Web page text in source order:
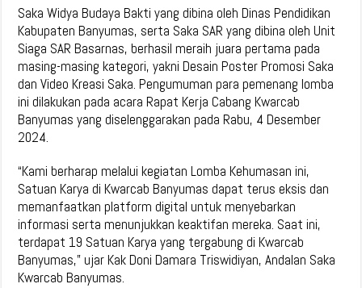
Saka Widya Budaya Bakti yang dibina oleh Dinas Pendidikan
Kabupaten Banyumas, serta Saka SAR yang dibina oleh Unit
Siaga SAR Basarnas, berhasil meraih juara pertama pada
masing-masing kategori, yakni Desain Poster Promosi Saka
dan Video Kreasi Saka. Pengumuman para pemenang lomba
ini dilakukan pada acara Rapat Kerja Cabang Kwarcab
Banyumas yang diselenggarakan pada Rabu, 4 Desember
2024.
“Kami berharap melalui kegiatan Lomba Kehumasan ini,
Satuan Karya di Kwarcab Banyumas dapat terus eksis dan
memanfaatkan platform digital untuk menyebarkan
informasi serta menunjukkan keaktifan mereka. Saat ini,
terdapat 19 Satuan Karya yang tergabung di Kwarcab
Banyumas,” ujar Kak Doni Damara Triswidiyan, Andalan Saka
Kwarcab Banyumas.